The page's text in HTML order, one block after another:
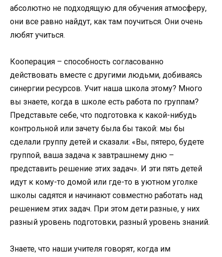
абсолютно не подходящую для обучения атмосферу,
они все равно найдут, как там поучиться. Они очень
любят учиться.
Кооперация – способность согласованно
действовать вместе с другими людьми, добиваясь
синергии ресурсов. Учит наша школа этому? Много
вы знаете, когда в школе есть работа по группам?
Представьте себе, что подготовка к какой-нибудь
контрольной или зачету была бы такой: мы бы
сделали группу детей и сказали: «Вы, пятеро, будете
группой, ваша задача к завтрашнему дню –
представить решение этих задач». И эти пять детей
идут к кому-то домой или где-то в уютном уголке
школы садятся и начинают совместно работать над
решением этих задач. При этом дети разные, у них
разный уровень подготовки, разный уровень знаний.
Знаете, что наши учителя говорят, когда им